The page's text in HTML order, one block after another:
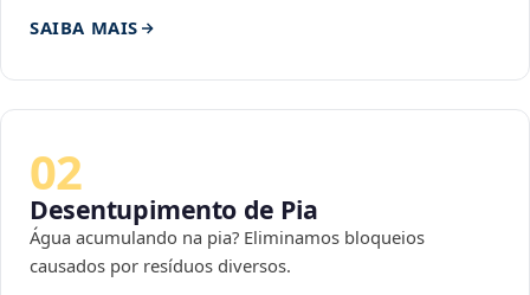
SAIBA MAIS
02
Desentupimento de Pia
Água acumulando na pia? Eliminamos bloqueios
causados por resíduos diversos.